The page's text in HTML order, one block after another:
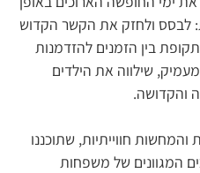
לבסס ולחזק את הקשר הקדוש
בין הזמנים להזדמנות
שילווה את הילדים
והקדושה.
חווייתיות, שתוכננו
המגוונים של משפחות